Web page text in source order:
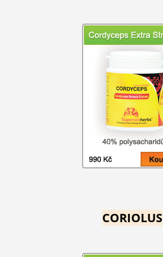
CORIOLUS